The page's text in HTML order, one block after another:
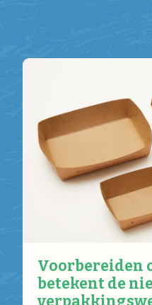
Voorbereiden
betekent de